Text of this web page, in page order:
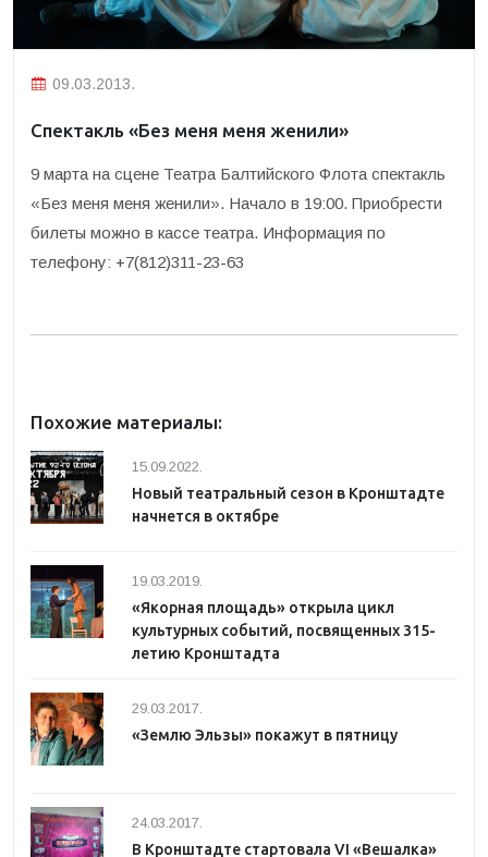
09.03.2013.
Спектакль «Без меня меня женили»
9 марта на сцене Театра Балтийского Флота спектакль
«Без меня меня женили». Начало в 19:00. Приобрести
билеты можно в кассе театра. Информация по
телефону: +7(812)311-23-63
Похожие материалы:
15.09.2022.
Новый театральный сезон в Кронштадте
начнется в октябре
19.03.2019.
«Якорная площадь» открыла цикл
культурных событий, посвященных 315-
летию Кронштадта
29.03.2017.
«Землю Эльзы» покажут в пятницу
24.03.2017.
В Кронштадте стартовала VI «Вешалка»